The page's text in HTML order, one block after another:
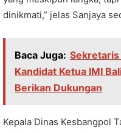
dinikmati,” jelas Sanjaya
Baca Juga: Sekretaris
Kandidat Ketua IMI
Berikan Dukungan
Kepala Dinas Kesbangpol